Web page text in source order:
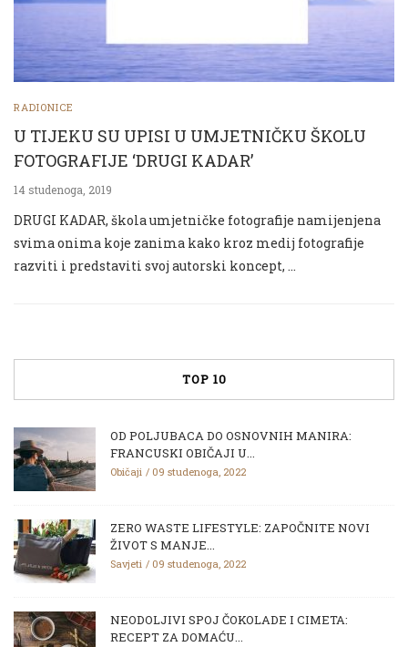
RADIONICE
U TIJEKU SU UPISI U UMJETNIČKU ŠKOLU
FOTOGRAFIJE ‘DRUGI KADAR’
14 studenoga, 2019
DRUGI KADAR, škola umjetničke fotografije namijenjena
svima onima koje zanima kako kroz medij fotografije
razviti i predstaviti svoj autorski koncept, …
TOP 10
OD POLJUBACA DO OSNOVNIH MANIRA:
FRANCUSKI OBIČAJI U...
Običaji 09 studenoga, 2022
ZERO WASTE LIFESTYLE: ZAPOČNITE NOVI
ŽIVOT S MANJE...
Savjeti 09 studenoga, 2022
NEODOLJIVI SPOJ ČOKOLADE I CIMETA:
RECEPT ZA DOMAĆU...